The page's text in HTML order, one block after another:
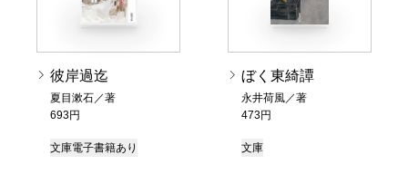
彼岸過迄
夏目漱石／著
693円
文庫電子書籍あり
ぼく東綺譚
永井荷風／著
473円
文庫